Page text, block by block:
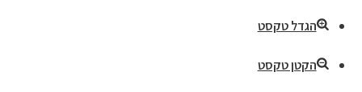
הגדל טקסט
הקטן טקסט